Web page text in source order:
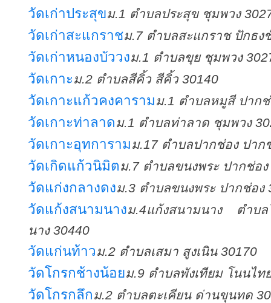
วัดเก่าประสุขม.1 ตำบลประสุข ชุมพวง
วัดเก่าสะแกราชม.7 ตำบลสะแกราช ปักธง
วัดเก่าหนองบัววงม.1 ตำบลขุย ชุมพวง
วัดเกาะม.2 ตำบลสีคิ้ว สีคิ้ว 30140
วัดเกาะแก้วคงคารามม.1 ตำบลหมูสี ปากช่
วัดเกาะท่าลาดม.1 ตำบลท่าลาด ชุมพวง
วัดเกาะอุทการามม.17 ตำบลปากช่อง ปาก
วัดเกิดแก้วนิมิตม.7 ตำบลขนงพระ ปากช่อง
วัดแก่งกลางดงม.3 ตำบลขนงพระ ปากช่อง
วัดแก้งสนามนางม.4แก้งสนามนาง ตำบ
นาง 30440
วัดแก่นท้าวม.2 ตำบลเสมา สูงเนิน 30170
วัดโกรกช้างน้อยม.9 ตำบลพังเทียม โนนไท
วัดโกรกลึกม.2 ตำบลตะเคียน ด่านขุนทด